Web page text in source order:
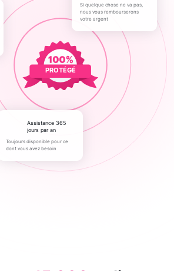
PROTÉGÉ
Si quelque chose ne va pas,
nous vous rembourserons
votre argent
Assistance 365
jours par an
Toujours disponible pour ce
dont vous avez besoin